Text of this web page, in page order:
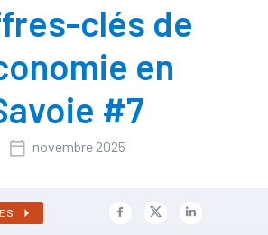
clés de
en
#7
novembre 2025